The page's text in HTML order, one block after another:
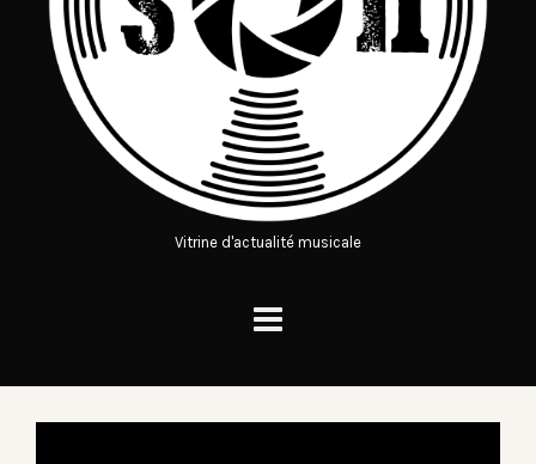
Vitrine d'actualité musicale